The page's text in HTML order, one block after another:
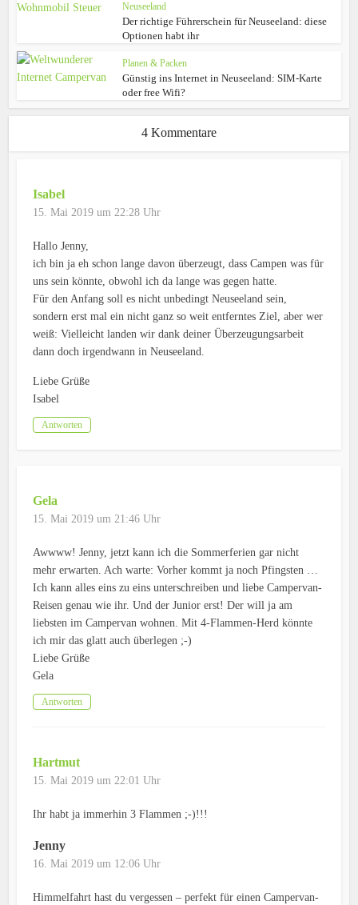
Neuseeland
Der richtige Führerschein für Neuseeland: diese
Optionen habt ihr
Planen & Packen
Günstig ins Internet in Neuseeland: SIM-Karte
oder free Wifi?
4 Kommentare
Isabel
15. Mai 2019 um 22:28 Uhr
Hallo Jenny,
ich bin ja eh schon lange davon überzeugt, dass Campen was für
uns sein könnte, obwohl ich da lange was gegen hatte.
Für den Anfang soll es nicht unbedingt Neuseeland sein,
sondern erst mal ein nicht ganz so weit entferntes Ziel, aber wer
weiß: Vielleicht landen wir dank deiner Überzeugungsarbeit
dann doch irgendwann in Neuseeland.
Liebe Grüße
Isabel
Antworten
Gela
15. Mai 2019 um 21:46 Uhr
Awwww! Jenny, jetzt kann ich die Sommerferien gar nicht
mehr erwarten. Ach warte: Vorher kommt ja noch Pfingsten …
Ich kann alles eins zu eins unterschreiben und liebe Campervan-
Reisen genau wie ihr. Und der Junior erst! Der will ja am
liebsten im Campervan wohnen. Mit 4-Flammen-Herd könnte
ich mir das glatt auch überlegen ;-)
Liebe Grüße
Gela
Antworten
Hartmut
15. Mai 2019 um 22:01 Uhr
Ihr habt ja immerhin 3 Flammen ;-)!!!
Jenny
16. Mai 2019 um 12:06 Uhr
Himmelfahrt hast du vergessen – perfekt für einen Campervan-